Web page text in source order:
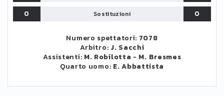
0
Sostituzioni 0
Numero spettatori: 7078
Arbitro: J. Sacchi
Assistenti: M. Robilotta - M. Bresmes
Quarto uomo: E. Abbattista